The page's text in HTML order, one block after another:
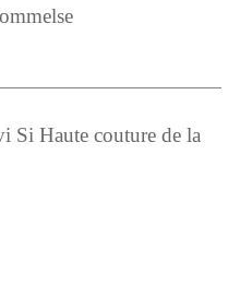
Si Haute couture de la